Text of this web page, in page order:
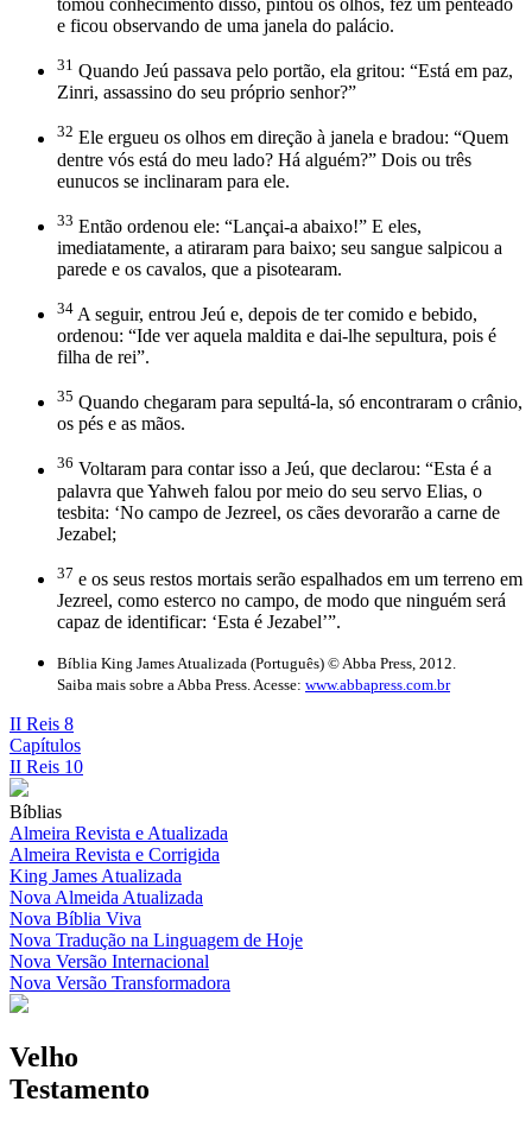
e ficou observando de uma janela do palácio.
31 Quando Jeú passava pelo portão, ela gritou: “Está em paz,
Zinri, assassino do seu próprio senhor?”
32 Ele ergueu os olhos em direção à janela e bradou: “Quem
dentre vós está do meu lado? Há alguém?” Dois ou três
eunucos se inclinaram para ele.
33 Então ordenou ele: “Lançai-a abaixo!” E eles,
imediatamente, a atiraram para baixo; seu sangue salpicou a
parede e os cavalos, que a pisotearam.
34 A seguir, entrou Jeú e, depois de ter comido e bebido,
ordenou: “Ide ver aquela maldita e dai-lhe sepultura, pois é
filha de rei”.
35 Quando chegaram para sepultá-la, só encontraram o crânio,
os pés e as mãos.
36 Voltaram para contar isso a Jeú, que declarou: “Esta é a
palavra que Yahweh falou por meio do seu servo Elias, o
tesbita: ‘No campo de Jezreel, os cães devorarão a carne de
Jezabel;
37 e os seus restos mortais serão espalhados em um terreno em
Jezreel, como esterco no campo, de modo que ninguém será
capaz de identificar: ‘Esta é Jezabel’”.
Bíblia King James Atualizada (Português) © Abba Press, 2012.
Saiba mais sobre a Abba Press. Acesse: www.abbapress.com.br
II Reis 8
Capítulos
II Reis 10
Bíblias
Almeira Revista e Atualizada
Almeira Revista e Corrigida
King James Atualizada
Nova Almeida Atualizada
Nova Bíblia Viva
Nova Tradução na Linguagem de Hoje
Nova Versão Internacional
Nova Versão Transformadora
Velho
Testamento